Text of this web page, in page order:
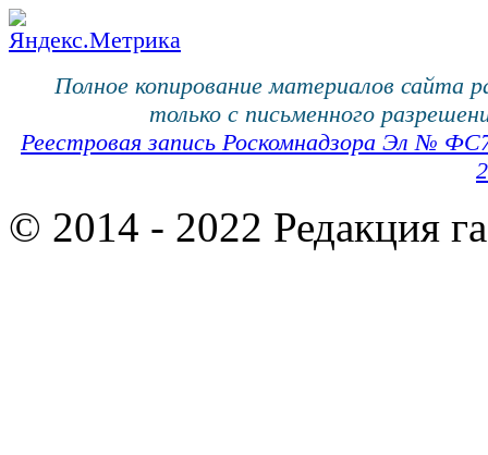
Полное копирование материалов сайта
только с письменного
Реестровая запись Роскомнадзора Эл №
© 2014 - 2022 Редакция